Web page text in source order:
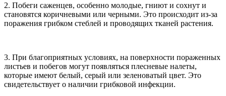
2. Побеги саженцев, особенно молодые, гниют и сохнут и
становятся коричневыми или черными. Это происходит из-за
поражения грибком стеблей и проводящих тканей растения.
3. При благоприятных условиях, на поверхности пораженных
листьев и побегов могут появляться плесневые налеты,
которые имеют белый, серый или зеленоватый цвет. Это
свидетельствует о наличии грибковой инфекции.